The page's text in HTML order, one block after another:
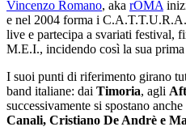
Vincenzo Romano, aka rOMA
e nel 2004 forma i
live e partecipa a svariati festival,
M.E.I., incidendo così la sua prima
I suoi punti di riferimento girano
band italiane: dai Timoria, agli
successivamente si spostano
Canali, Cristiano De Andrè e